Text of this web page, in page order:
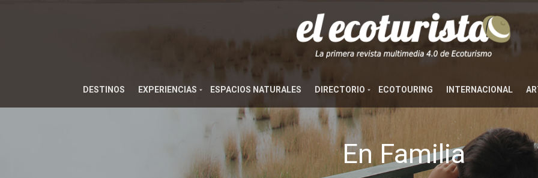
DESTINOS EXPERIENCIAS ESPACIOS NATURALES DIRECTORIO ECOTOURING INTERNACIONAL
En Familia